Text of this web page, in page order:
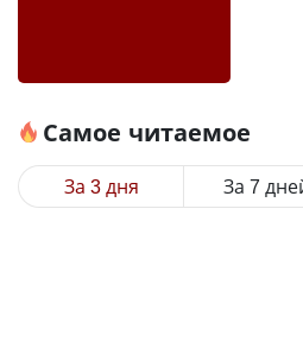
Самое читаемое
За 3 дня За 7